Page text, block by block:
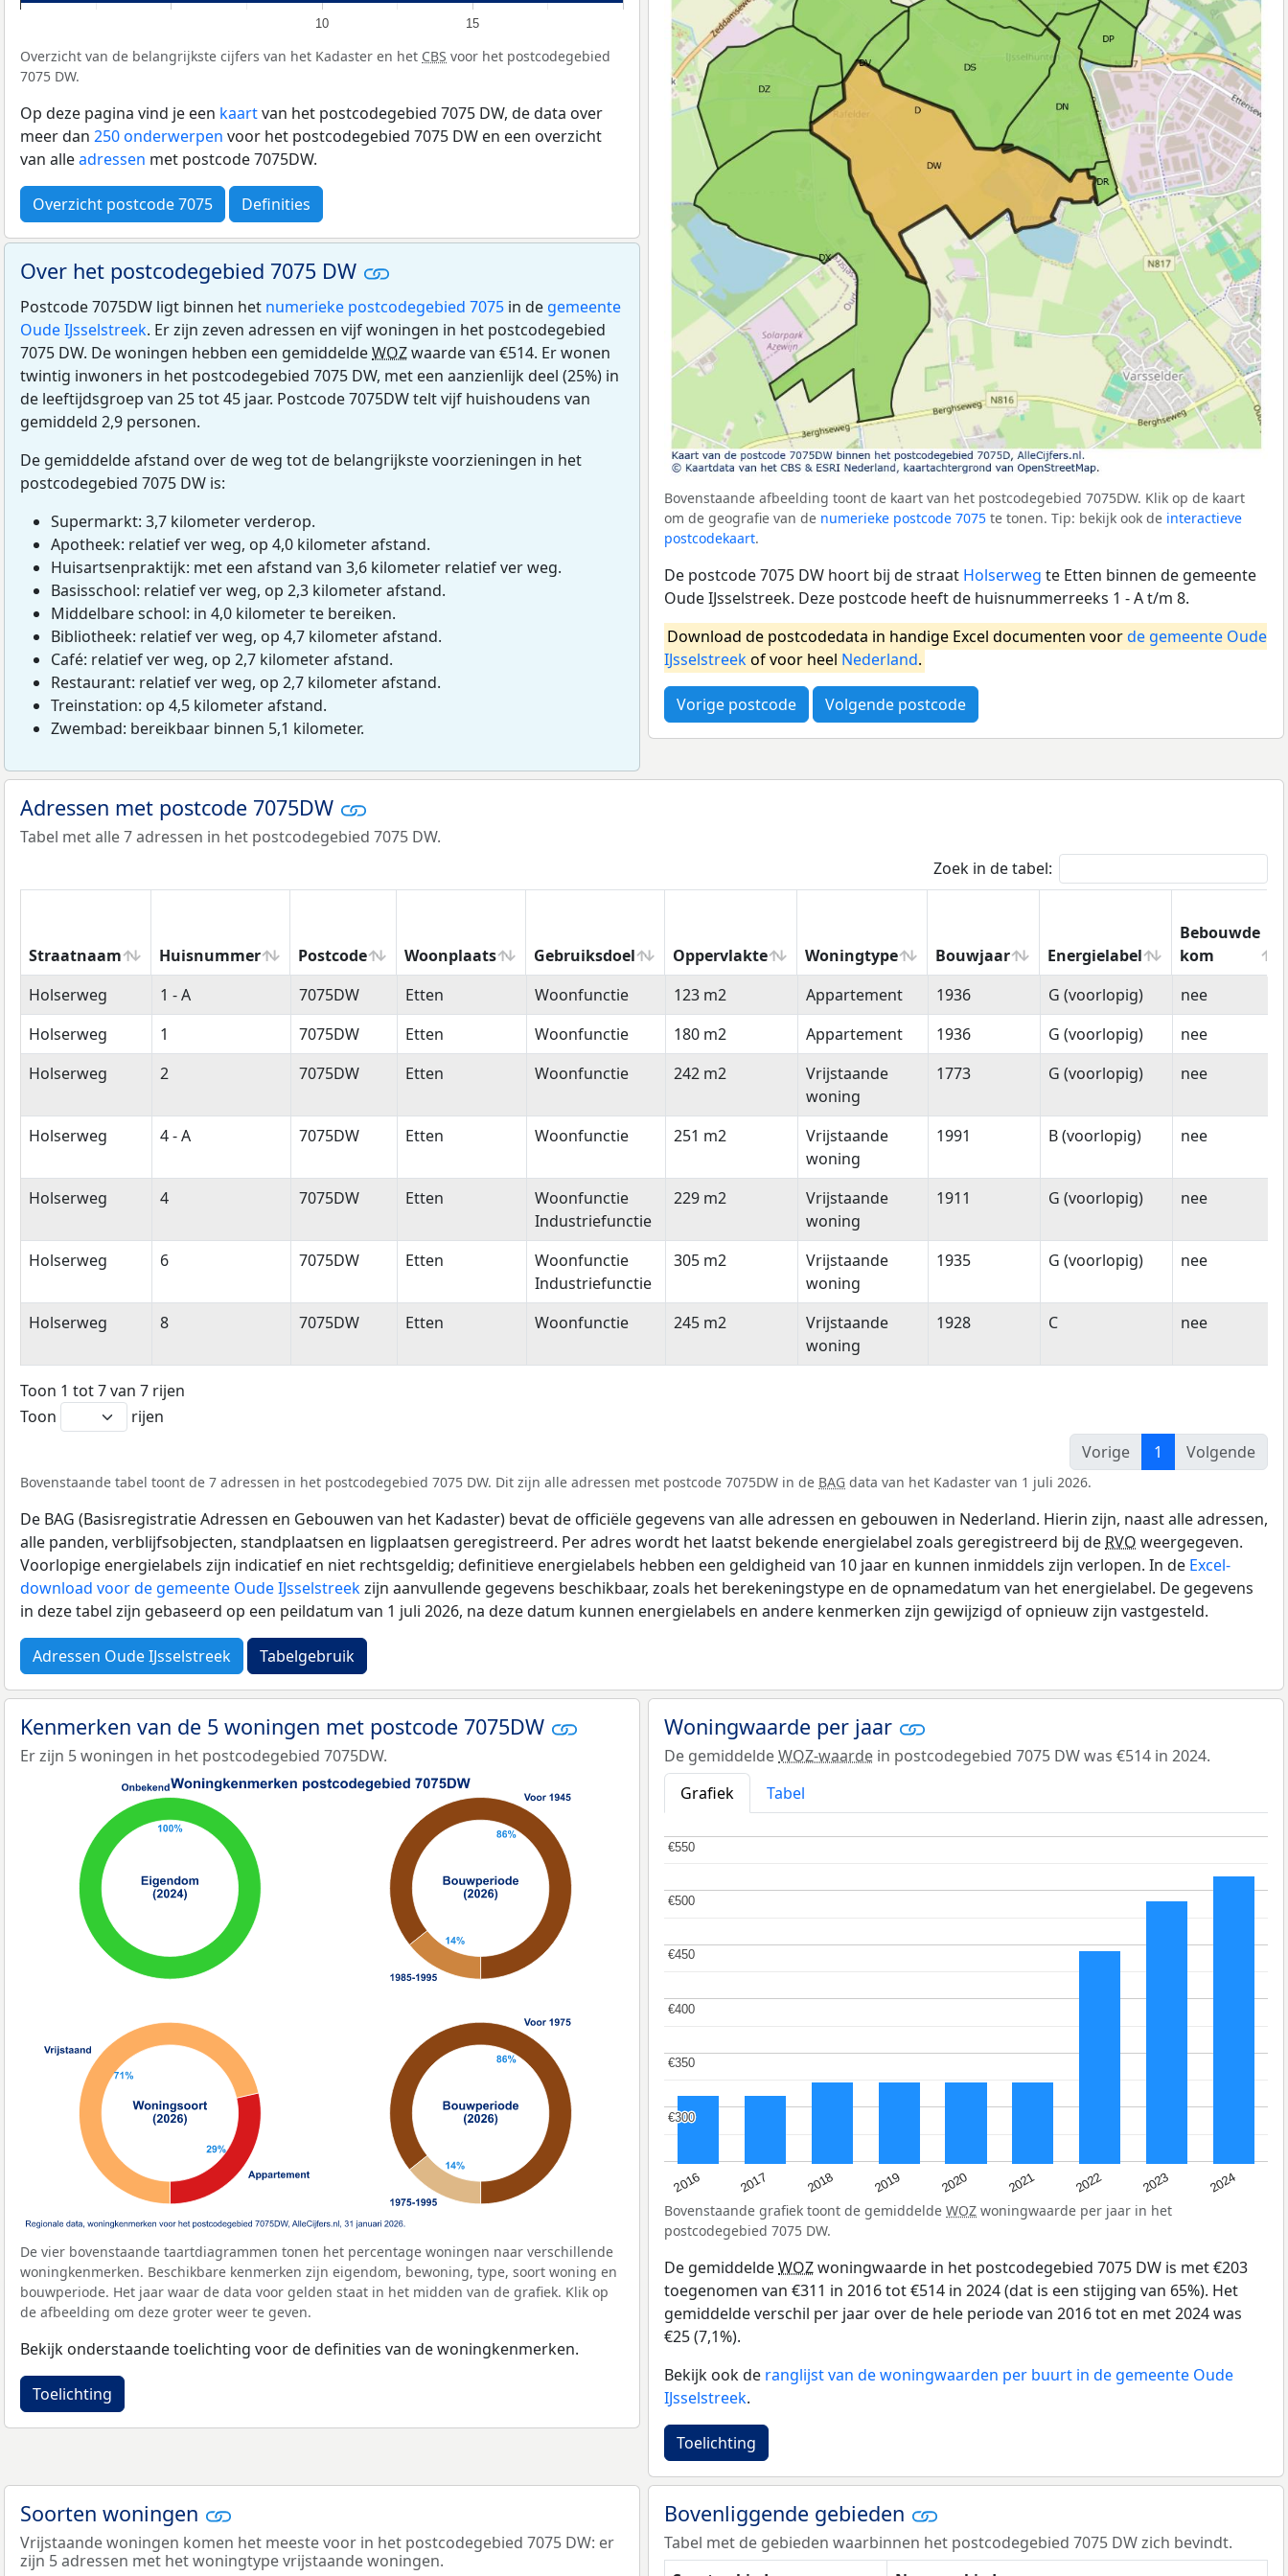
10 15
Overzicht van de belangrijkste cijfers van het Kadaster en het CBS voor het postcodegebied
7075 DW.
Op deze pagina vind je een kaartvan het postcodegebied 7075 DW, de data over
meer dan 250 onderwerpen voor het postcodegebied 7075 DW en een overzicht
van alleadressen met postcode 7075DW.
Overzicht postcode 7075 Definities
Over het postcodegebied 7075 DW
Postcode 7075DW ligt binnen het numerieke postcodegebied 7075 in de gemeente
Oude IJsselstreek. Er zijn zeven adressen en vijf woningen in het postcodegebied
7075 DW. De woningen hebben een gemiddeldeWOZwaarde van €514. Er wonen
twintig inwoners in het postcodegebied 7075 DW, met een aanzienlijk deel (25%) in
de leeftijdsgroep van 25 tot 45 jaar. Postcode 7075DW telt vijf huishoudens van
gemiddeld 2,9 personen.
De gemiddelde afstand over de weg tot de belangrijkste voorzieningen in het
postcodegebied 7075 DW is:
Supermarkt: 3,7 kilometer verderop.
Apotheek: relatief ver weg, op 4,0 kilometer afstand.
Huisartsenpraktijk: met een afstand van 3,6 kilometer relatief ver weg.
Basisschool: relatief ver weg, op 2,3 kilometer afstand.
Middelbare school: in 4,0 kilometer te bereiken.
Bibliotheek: relatief ver weg, op 4,7 kilometer afstand.
Café: relatief ver weg, op 2,7 kilometer afstand.
Restaurant: relatief ver weg, op 2,7 kilometer afstand.
Treinstation: op 4,5 kilometer afstand.
Zwembad: bereikbaar binnen 5,1 kilometer.
Bovenstaande afbeelding toont de kaart van het postcodegebied 7075DW. Klik op de kaart
om de geografie van de numerieke postcode 7075 te tonen. Tip: bekijk ook de interactieve
postcodekaart.
De postcode 7075 DW hoort bij de straat Holserweg te Etten binnen de gemeente
Oude IJsselstreek. Deze postcode heeft de huisnummerreeks 1 - A t/m 8.
Download de postcodedata in handige Excel documenten voorde gemeente Oude
IJsselstreekof voor heel Nederland.
Vorige postcode Volgende postcode
Adressen met postcode 7075DW
Tabel met alle 7 adressen in het postcodegebied 7075 DW.
Zoek in de tabel:
Straatnaam Huisnummer Postcode Woonplaats Gebruiksdoel Oppervlakte Woningtype Bouwjaar Energielabel
Bebouwde
kom
Straatnaam
Huisnummer Postcode Woonplaats Gebruiksdoel Oppervlakte Woningtype Bouwjaar Energielabel
Bebouwde
kom
Holserweg 1 - A 7075DW Etten Woonfunctie 123 m2 Appartement 1936 G (voorlopig)
nee
Holserweg
1 7075DW Etten Woonfunctie 180 m2 Appartement 1936 G (voorlopig)
nee
Holserweg
2 7075DW Etten Woonfunctie 242 m2
Vrijstaande
woning
1773 G (voorlopig) nee
Holserweg 4 - A 7075DW Etten Woonfunctie 251 m2
Vrijstaande
woning
1991 B (voorlopig) nee
Holserweg 4 7075DW Etten
Woonfunctie
Industriefunctie
229 m2
Vrijstaande
woning
1911 G (voorlopig) nee
Holserweg 6 7075DW Etten
Woonfunctie
Industriefunctie
305 m2
Vrijstaande
woning
1935 G (voorlopig) nee
Holserweg 8 7075DW Etten Woonfunctie 245 m2
Vrijstaande
woning
1928 C nee
Toon 1 tot 7 van 7 rijen
Toon
rijen
Vorige
1 Volgende
Bovenstaande tabel toont de 7 adressen in het postcodegebied 7075 DW. Dit zijn alle adressen met postcode 7075DW in de BAG data van het Kadaster van 1 juli 2026.
De BAG (Basisregistratie Adressen en Gebouwen van het Kadaster) bevat de officiële gegevens van alle adressen en gebouwen in Nederland. Hierin zijn, naast alle adressen,
alle panden, verblijfsobjecten, standplaatsen en ligplaatsen geregistreerd. Per adres wordt het laatst bekende energielabel zoals geregistreerd bij de RVO weergegeven.
Voorlopige energielabels zijn indicatief en niet rechtsgeldig; definitieve energielabels hebben een geldigheid van 10 jaar en kunnen inmiddels zijn verlopen. In de Excel-
download voor de gemeente Oude IJsselstreekzijn aanvullende gegevens beschikbaar, zoals het berekeningstype en de opnamedatum van het energielabel. De gegevens
in deze tabel zijn gebaseerd op een peildatum van 1 juli 2026, na deze datum kunnen energielabels en andere kenmerken zijn gewijzigd of opnieuw zijn vastgesteld.
Adressen Oude IJsselstreek Tabelgebruik
Kenmerken van de 5 woningen met postcode 7075DW
Er zijn 5 woningen in het postcodegebied 7075DW.
De vier bovenstaande taartdiagrammen tonen het percentage woningen naar verschillende
woningkenmerken. Beschikbare kenmerken zijn eigendom, bewoning, type, soort woning en
bouwperiode. Het jaar waar de data voor gelden staat in het midden van de grafiek. Klik op
de afbeelding om deze groter weer te geven.
Bekijk onderstaande toelichting voor de definities van de woningkenmerken.
Toelichting
Woningwaarde per jaar
De gemiddeldeWOZ-waarde in postcodegebied 7075 DW was €514 in 2024.
Grafiek
Tabel
2016 2017 2018 2019 2020 2021 2022 2023 2024
€300
€300
€350
€350
€400
€400
€450
€450
€500
€500
€550
€550
Bovenstaande grafiek toont de gemiddelde WOZ woningwaarde per jaar in het
postcodegebied 7075 DW.
De gemiddeldeWOZwoningwaarde in het postcodegebied 7075 DW is met €203
toegenomen van €311 in 2016 tot €514 in 2024 (dat is een stijging van 65%). Het
gemiddelde verschil per jaar over de hele periode van 2016 tot en met 2024 was
€25 (7,1%).
Bekijk ook de ranglijst van de woningwaarden per buurt in de gemeente Oude
IJsselstreek.
Toelichting
Soorten woningen
Vrijstaande woningen komen het meeste voor in het postcodegebied 7075 DW: er
zijn 5 adressen met het woningtype vrijstaande woningen.
Bovenliggende gebieden
Tabel met de gebieden waarbinnen het postcodegebied 7075 DW zich bevindt.